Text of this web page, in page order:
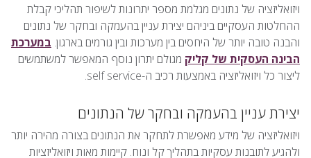
ויזואליזציה של נתונים מגלמת מספר יתרונות לשיפור תהליכי קבלת
ההחלטות העסקיים ביניהם יצירת עניין בהעמקה ובחקר של נתונים
והבנה טובה יותר של היחסים בין מערכות ובין גורמים בארגון. במערכת
הבינה העסקית של קליק מגולם יתרון נוסף המאפשר למשתמשים
ליצור כל ויזואליזציה באמצעות רכיב ה-self service.
יצירת עניין בהעמקה ובחקר של הנתונים
ויזואליזציה של מידע מאפשרת לתחקר את הנתונים בצורה מהירה יותר
ולהגיע לתובנות עסקיות בתהליך קל ונוח. קיימות מאות ויזואליזציות